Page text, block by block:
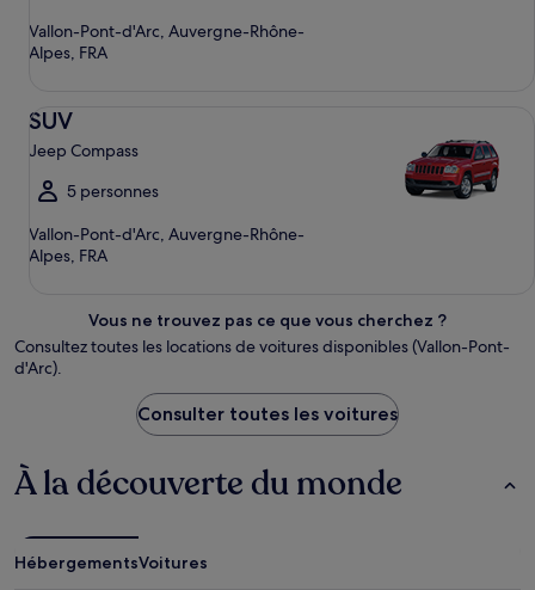
Vallon-Pont-d'Arc, Auvergne-Rhône-
Alpes, FRA
SUV
Jeep Compass
5 personnes
Vallon-Pont-d'Arc, Auvergne-Rhône-
Alpes, FRA
Vous ne trouvez pas ce que vous cherchez ?
Consultez toutes les locations de voitures disponibles (Vallon-Pont-
d'Arc).
Consulter toutes les voitures
À la découverte du monde
HébergementsVoitures